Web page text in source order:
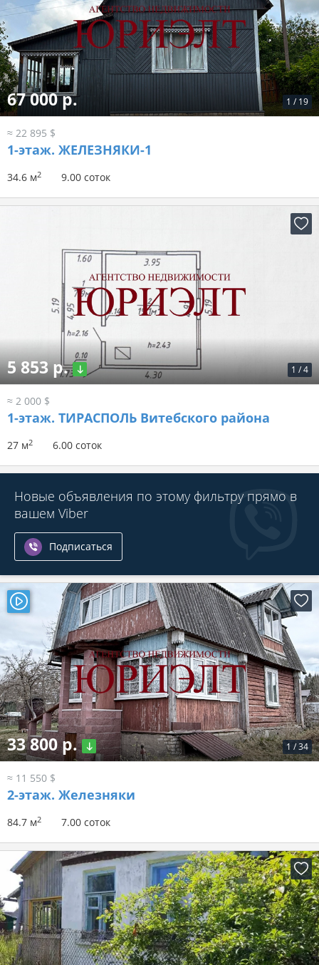
1 / 19
67 000 р.
≈ 22 895 $
1-этаж. ЖЕЛЕЗНЯКИ-1
34.6 м2 9.00 соток
1 /4
5 853 р.
≈ 2 000 $
1-этаж. ТИРАСПОЛЬ Витебского района
27 м2 6.00 соток
Новые объявления по этому фильтру прямо в
вашем Viber
Подписаться
1 /34
33 800 р.
≈ 11 550 $
2-этаж. Железняки
84.7 м2 7.00 соток